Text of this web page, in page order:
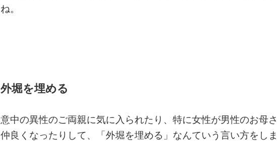
ね。
外堀を埋める
意中の異性のご両親に気に入られたり、特に女性が男性のお母
仲良くなったりして、「外堀を埋める」なんていう言い方をし